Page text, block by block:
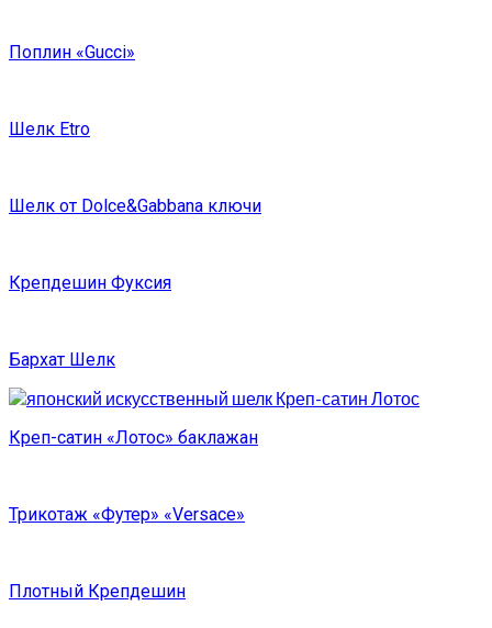
Поплин «Gucci»
Шелк Etro
Шелк от Dolce&Gabbana ключи
Крепдешин Фуксия
Бархат Шелк
Креп-сатин «Лотос» баклажан
Трикотаж «Футер» «Versace»
Плотный Крепдешин